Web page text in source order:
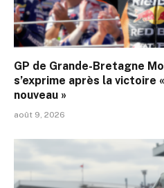
GP de Grande-Bretagne
s’exprime après la victoire
nouveau »
août 9, 2026